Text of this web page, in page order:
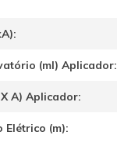
(ml) Aplicador:
A) Aplicador:
Elétrico (m):